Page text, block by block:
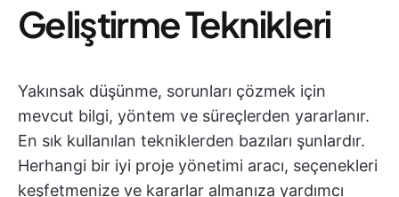
Geliştirme Teknikleri
Yakınsak düşünme, sorunları çözmek için
mevcut bilgi, yöntem ve süreçlerden yararlanır.
En sık kullanılan tekniklerden bazıları şunlardır.
Herhangi bir iyi proje yönetimi aracı, seçenekleri
keşfetmenize ve kararlar almanıza yardımcı